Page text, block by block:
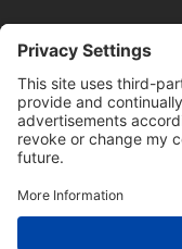
Derechos de autor ©